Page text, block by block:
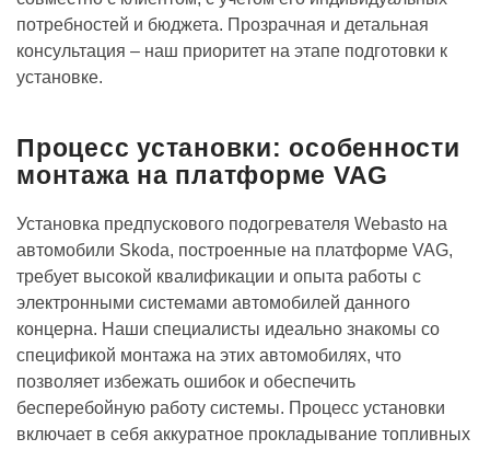
потребностей и бюджета. Прозрачная и детальная
консультация – наш приоритет на этапе подготовки к
установке.
Процесс установки: особенности
монтажа на платформе VAG
Установка предпускового подогревателя Webasto на
автомобили Skoda, построенные на платформе VAG,
требует высокой квалификации и опыта работы с
электронными системами автомобилей данного
концерна. Наши специалисты идеально знакомы со
спецификой монтажа на этих автомобилях, что
позволяет избежать ошибок и обеспечить
бесперебойную работу системы. Процесс установки
включает в себя аккуратное прокладывание топливных